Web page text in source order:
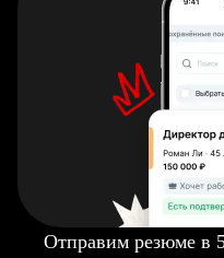
Отправим резюме в